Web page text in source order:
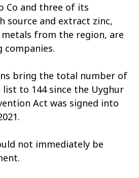
Co and three of its
source and extract zinc,
from the region, are
companies.
bring the total number of
to 144 since the Uyghur
Act was signed into
not immediately be